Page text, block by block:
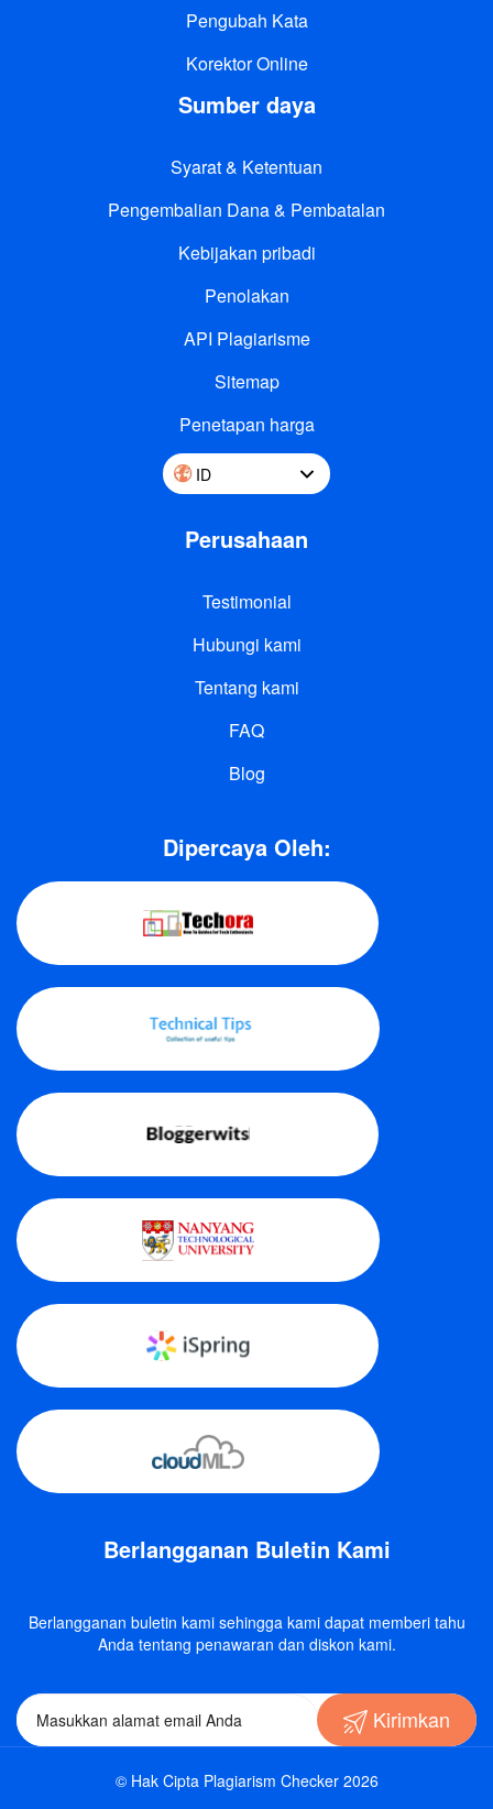
Pengubah Kata
Korektor Online
Sumber daya
Syarat & Ketentuan
Pengembalian Dana & Pembatalan
Kebijakan pribadi
Penolakan
API Plagiarisme
Sitemap
Penetapan harga
ID
Perusahaan
Testimonial
Hubungi kami
Tentang kami
FAQ
Blog
Dipercaya Oleh:
Berlangganan Buletin Kami
Berlangganan buletin kami sehingga kami dapat memberi tahu
Anda tentang penawaran dan diskon kami.
Kirimkan
© Hak Cipta Plagiarism Checker 2026